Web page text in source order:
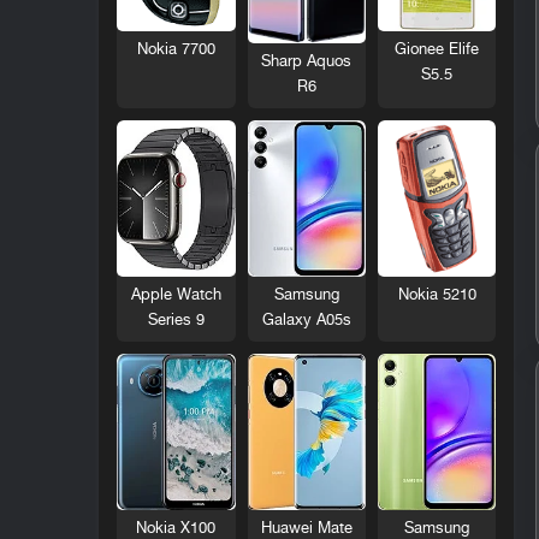
Gionee Elife
S5.5
Sharp Aquos
R6
Nokia 7700
Nokia 5210
Samsung
Galaxy A05s
Apple Watch
Series 9
Samsung
Huawei Mate
Nokia X100